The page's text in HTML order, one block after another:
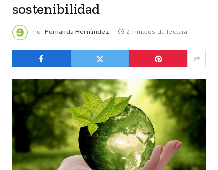
sostenibilidad
Por Fernanda Hernández 2 minutos de lectura